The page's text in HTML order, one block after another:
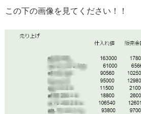
この下の画像を見てください！！